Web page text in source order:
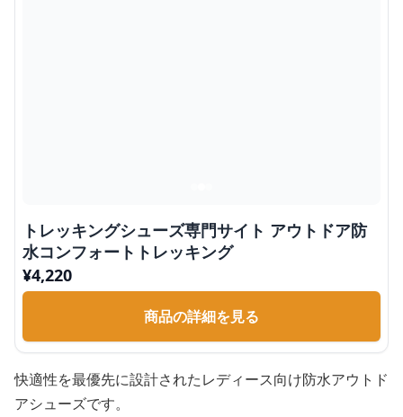
トレッキングシューズ専門サイト アウトドア防
水コンフォートトレッキング
¥4,220
商品の詳細を見る
快適性を最優先に設計されたレディース向け防水アウトド
アシューズです。